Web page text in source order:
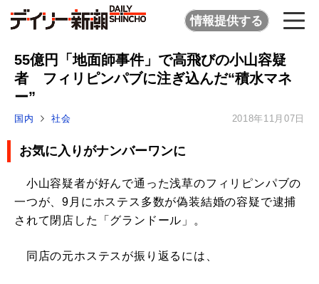
情報提供する
55億円「地面師事件」で高飛びの小山容疑
者 フィリピンパブに注ぎ込んだ“積水マネ
ー”
国内 社会 2018年11月07日
お気に入りがナンバーワンに
小山容疑者が好んで通った浅草のフィリピンパブの
一つが、9月にホステス多数が偽装結婚の容疑で逮捕
されて閉店した「グランドール」。
同店の元ホステスが振り返るには、